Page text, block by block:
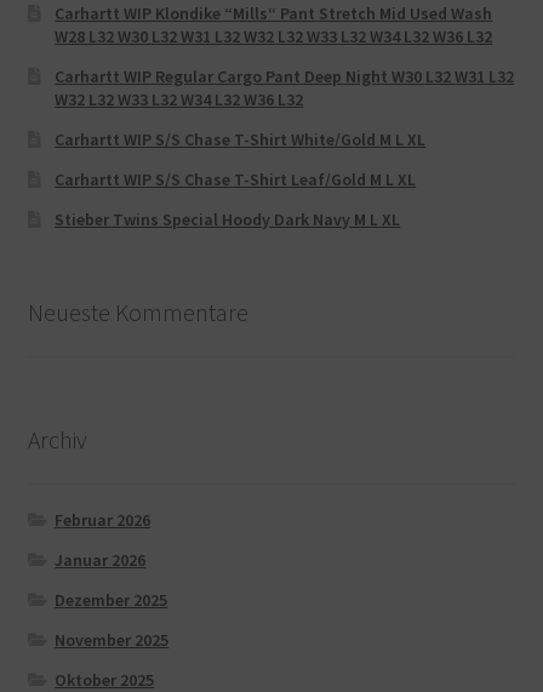
Carhartt WIP Klondike “Mills“ Pant Stretch Mid Used Wash
W28 L32 W30 L32 W31 L32 W32 L32 W33 L32 W34 L32 W36 L32
Carhartt WIP Regular Cargo Pant Deep Night W30 L32 W31 L32
W32 L32 W33 L32 W34 L32 W36 L32
Carhartt WIP S/S Chase T-Shirt White/Gold M L XL
Carhartt WIP S/S Chase T-Shirt Leaf/Gold M L XL
Stieber Twins Special Hoody Dark Navy M L XL
Neueste Kommentare
Archiv
Februar 2026
Januar 2026
Dezember 2025
November 2025
Oktober 2025